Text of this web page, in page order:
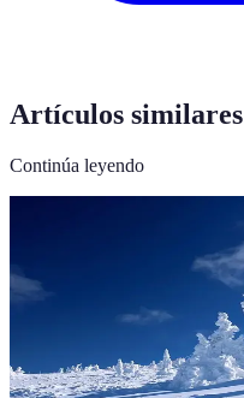
Artículos similares
Continúa leyendo